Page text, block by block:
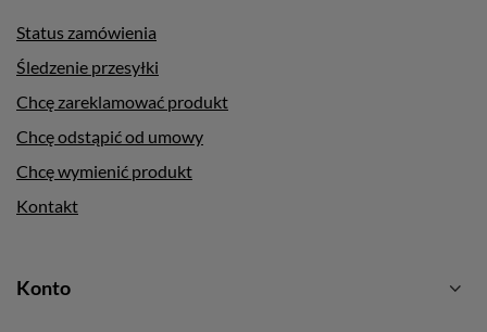
Status zamówienia
Śledzenie przesyłki
Chcę zareklamować produkt
Chcę odstąpić od umowy
Chcę wymienić produkt
Kontakt
Konto